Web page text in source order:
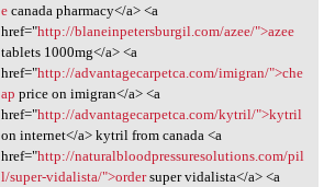
ecanada pharmacy</a> <a
href="http://blaneinpetersburgil.com/azee/">azee
tablets 1000mg</a> <a
href="http://advantagecarpetca.com/imigran/">che
ap price on imigran</a> <a
href="http://advantagecarpetca.com/kytril/">kytril
on internet</a> kytril from canada <a
href="http://naturalbloodpressuresolutions.com/pil
l/super-vidalista/">ordersuper vidalista</a> <a